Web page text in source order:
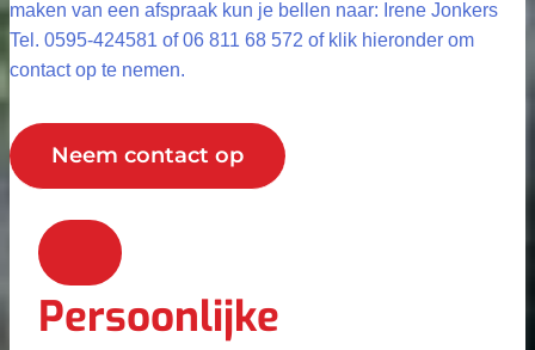
maken van een afspraak kun je bellen naar: Irene Jonkers
Tel. 0595-424581 of 06 811 68 572 of klik hieronder om
contact op te nemen.
Neem contact op
Persoonlijke